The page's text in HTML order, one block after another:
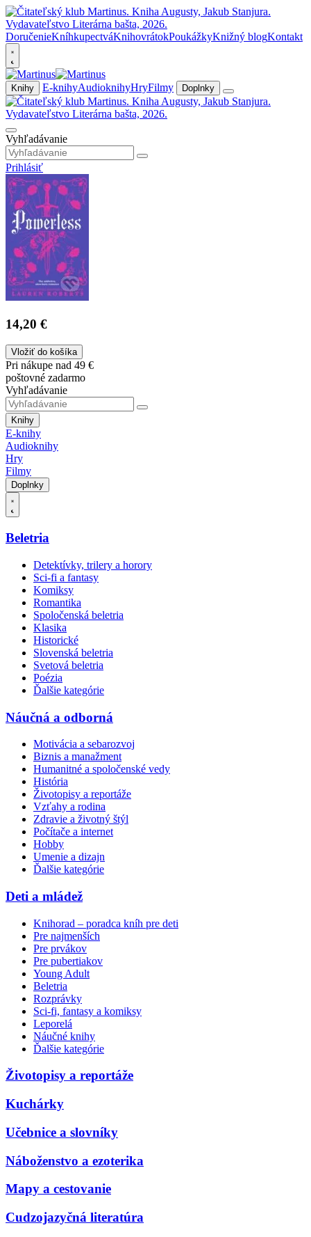
DoručenieKníhkupectváKnihovrátokPoukážkyKnižný blogKontakt
Knihy E-knihyAudioknihyHryFilmy Doplnky
Vyhľadávanie
Prihlásiť
14,20 €
Vložiť do košíka
Pri nákupe nad 49 €
poštovné zadarmo
Vyhľadávanie
Knihy
E-knihy
Audioknihy
Hry
Filmy
Doplnky
Beletria
Detektívky, trilery a horory
Sci-fi a fantasy
Komiksy
Romantika
Spoločenská beletria
Klasika
Historické
Slovenská beletria
Svetová beletria
Poézia
Ďalšie kategórie
Náučná a odborná
Motivácia a sebarozvoj
Biznis a manažment
Humanitné a spoločenské vedy
História
Životopisy a reportáže
Vzťahy a rodina
Zdravie a životný štýl
Počítače a internet
Hobby
Umenie a dizajn
Ďalšie kategórie
Deti a mládež
Knihorad – poradca kníh pre deti
Pre najmenších
Pre prvákov
Pre pubertiakov
Young Adult
Beletria
Rozprávky
Sci-fi, fantasy a komiksy
Leporelá
Náučné knihy
Ďalšie kategórie
Životopisy a reportáže
Kuchárky
Učebnice a slovníky
Náboženstvo a ezoterika
Mapy a cestovanie
Cudzojazyčná literatúra